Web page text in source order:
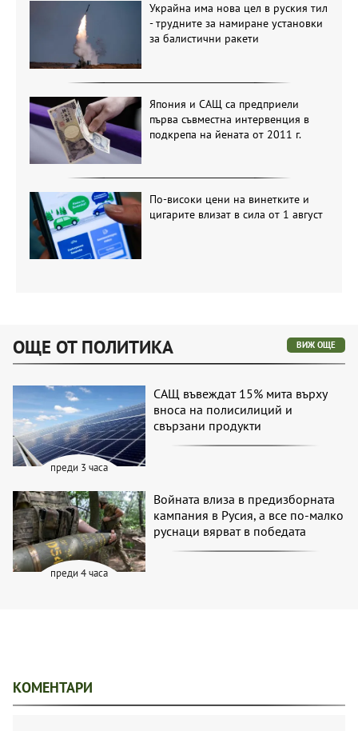
Украйна има нова цел в руския тил
- трудните за намиране установки
за балистични ракети
Япония и САЩ са предприели
първа съвместна интервенция в
подкрепа на йената от 2011 г.
По-високи цени на винетките и
цигарите влизат в сила от 1 август
ОЩЕ ОТ ПОЛИТИКА ВИЖ ОЩЕ
преди 3 часа
САЩ въвеждат 15% мита върху
вноса на полисилиций и
свързани продукти
преди 4 часа
Войната влиза в предизборната
кампания в Русия, а все по-малко
руснаци вярват в победата
КОМЕНТАРИ